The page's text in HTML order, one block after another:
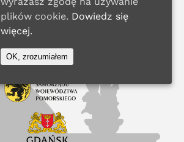
plików cookie. Dowiedz się
więcej.
OK, zrozumiałem